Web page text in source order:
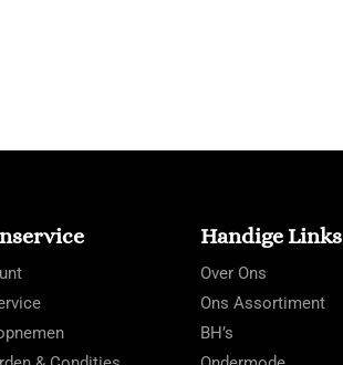
Handige Links
Over Ons
Ons Assortiment
BH’s